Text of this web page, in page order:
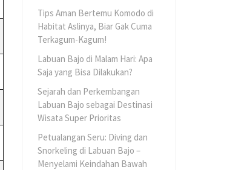
Tips Aman Bertemu Komodo di
Habitat Aslinya, Biar Gak Cuma
Terkagum-Kagum!
Labuan Bajo di Malam Hari: Apa
Saja yang Bisa Dilakukan?
Sejarah dan Perkembangan
Labuan Bajo sebagai Destinasi
Wisata Super Prioritas
Petualangan Seru: Diving dan
Snorkeling di Labuan Bajo –
Menyelami Keindahan Bawah